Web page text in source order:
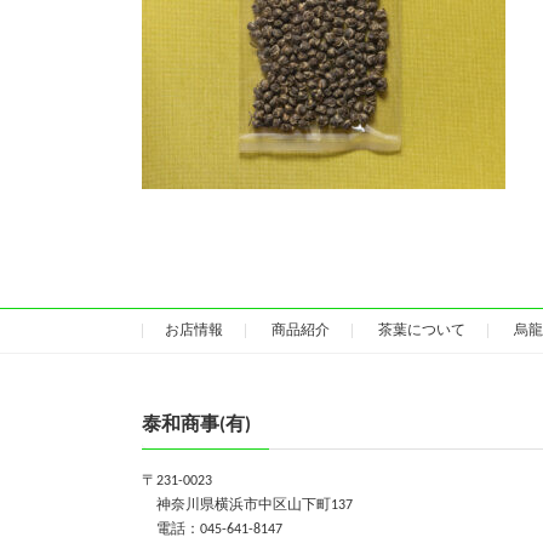
お店情報 商品紹介 茶葉について 烏
泰和商事(有)
〒231-0023
神奈川県横浜市中区山下町137
電話：045-641-8147